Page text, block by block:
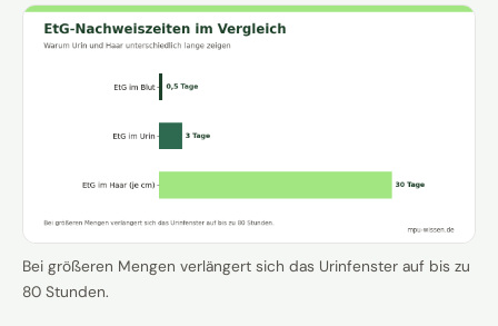
Bei größeren Mengen verlängert sich das Urinfenster auf bis zu
80 Stunden.